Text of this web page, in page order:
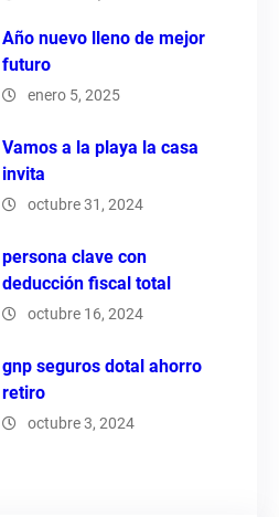
Año nuevo lleno de mejor
futuro
enero 5, 2025
Vamos a la playa la casa
invita
octubre 31, 2024
persona clave con
deducción fiscal total
octubre 16, 2024
gnp seguros dotal ahorro
retiro
octubre 3, 2024